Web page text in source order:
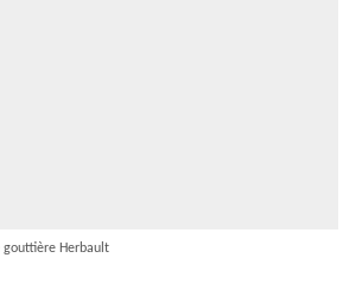
gouttière Herbault